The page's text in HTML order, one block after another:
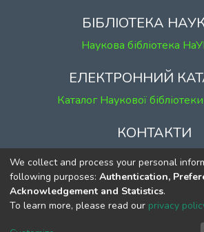
БІБЛІОТЕКА
Наукова бібліотека
ЕЛЕКТРОННИЙ
Каталог Наукової
КОНТАКТИ
м. Київ, вул. Григорія
к. 1, к. 120
тел. (044) 463-69-31
ekmair@ukma.edu.ua
We collect and process your personal
following purposes: Authentication,
Acknowledgement and Statistics.
To learn more, please read our privacy